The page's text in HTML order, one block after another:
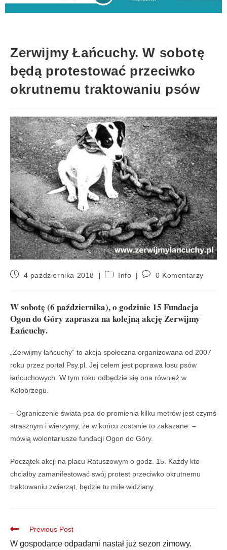
Zerwijmy Łańcuchy. W sobotę
będą protestować przeciwko
okrutnemu traktowaniu psów
4 października 2018 Info 0 Komentarzy
W sobotę (6 października), o godzinie 15 Fundacja
Ogon do Góry zaprasza na kolejną akcję Zerwijmy
Łańcuchy.
„Zerwijmy łańcuchy” to akcja społeczna organizowana od 2007
roku przez portal Psy.pl. Jej celem jest poprawa losu psów
łańcuchowych. W tym roku odbędzie się ona również w
Kołobrzegu.
– Ograniczenie świata psa do promienia kilku metrów jest czymś
strasznym i wierzymy, że w końcu zostanie to zakazane. –
mówią wolontariusze fundacji Ogon do Góry.
Początek akcji na placu Ratuszowym o godz. 15. Każdy kto
chciałby zamanifestować swój protest przeciwko okrutnemu
traktowaniu zwierząt, będzie tu mile widziany.
Previous Post
W gospodarce odpadami nastał już sezon zimowy.